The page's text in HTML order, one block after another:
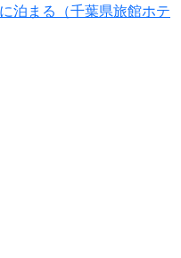
泊まる（千葉県旅館ホテ